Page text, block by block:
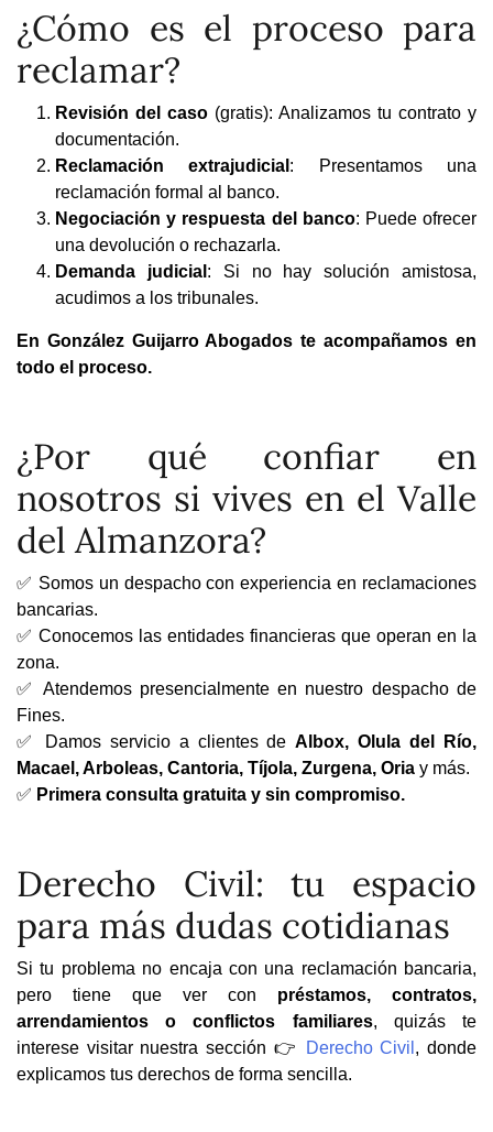
¿Cómo es el proceso para
reclamar?
Revisión del caso (gratis): Analizamos tu contrato y
documentación.
Reclamación extrajudicial : Presentamos una
reclamación formal al banco.
Negociación y respuesta del banco: Puede ofrecer
una devolución o rechazarla.
Demanda judicial : Si no hay solución amistosa,
acudimos a los tribunales.
En González Guijarro Abogados te acompañamos en
todo el proceso.
¿Por qué confiar en
nosotros si vives en el Valle
del Almanzora?
✅ Somos un despacho con experiencia en reclamaciones
bancarias.
✅ Conocemos las entidades financieras que operan en la
zona.
✅ Atendemos presencialmente en nuestro despacho de
Fines.
✅ Damos servicio a clientes deAlbox, Olula del Río,
Macael, Arboleas, Cantoria, Tíjola, Zurgena, Oria y más.
✅ Primera consulta gratuita y sin compromiso.
Derecho Civil: tu espacio
para más dudas cotidianas
Si tu problema no encaja con una reclamación bancaria,
pero tiene que ver con préstamos, contratos,
arrendamientos o conflictos familiares, quizás te
interese visitar nuestra sección 👉
Derecho Civil , donde
explicamos tus derechos de forma sencilla.